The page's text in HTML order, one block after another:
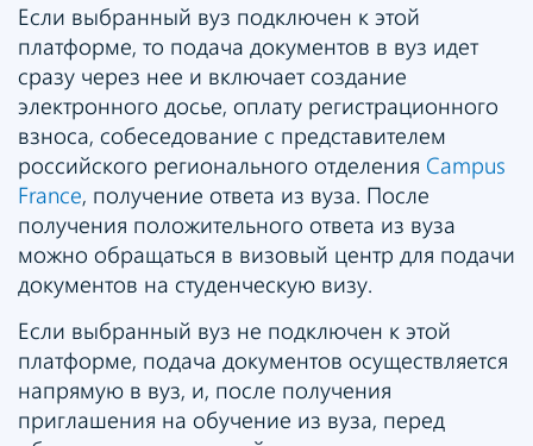
Если выбранный вуз подключен к этой
платформе, то подача документов в вуз идет
сразу через нее и включает создание
электронного досье, оплату регистрационного
взноса, собеседование с представителем
российского регионального отделения Campus
France, получение ответа из вуза. После
получения положительного ответа из вуза
можно обращаться в визовый центр для подачи
документов на студенческую визу.
Если выбранный вуз не подключен к этой
платформе, подача документов осуществляется
напрямую в вуз, и, после получения
приглашения на обучение из вуза, перед